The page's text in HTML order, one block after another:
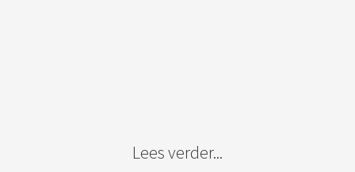
Lees verder...